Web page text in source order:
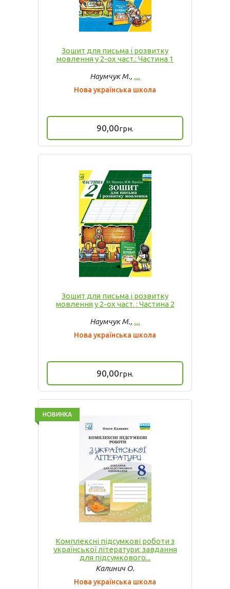
Зошит для письма і розвитку
мовлення у 2-ох част.: Частина 1
Наумчук М., ...
Нова українська школа
90,00грн.
Зошит для письма і розвитку
мовлення у 2-ох част. : Частина 2
Наумчук М., ...
Нова українська школа
90,00грн.
Комплексні підсумкові роботи з
української літератури: завдання
для підсумкового...
Калинич О.
Нова українська школа
НОВИНКА